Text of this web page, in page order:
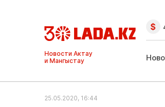
Ақтау және
Манғыстау
жаңалықтары
25.05.2020, 16:44